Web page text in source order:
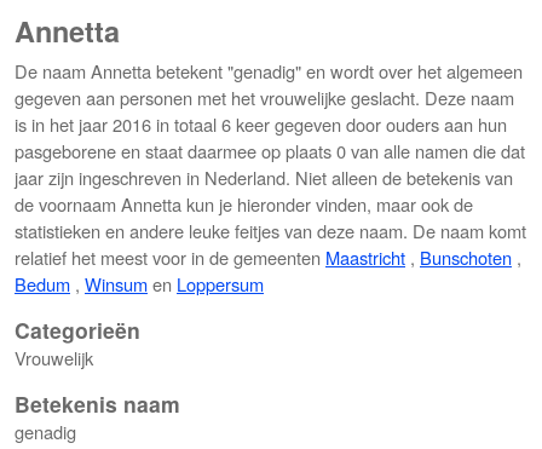
Annetta
De naam Annetta betekent "genadig" en wordt over het algemeen
gegeven aan personen met het vrouwelijke geslacht. Deze naam
is in het jaar 2016 in totaal 6 keer gegeven door ouders aan hun
pasgeborene en staat daarmee op plaats 0 van alle namen die dat
jaar zijn ingeschreven in Nederland. Niet alleen de betekenis van
de voornaam Annetta kun je hieronder vinden, maar ook de
statistieken en andere leuke feitjes van deze naam. De naam komt
relatief het meest voor in de gemeenten Maastricht , Bunschoten ,
Bedum , Winsumen Loppersum
Categorieën
Vrouwelijk
Betekenis naam
genadig